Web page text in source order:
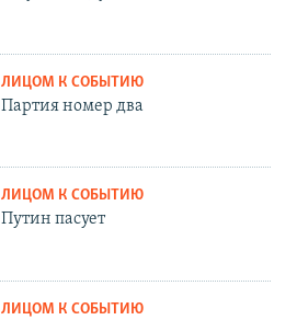
ЛИЦОМ К СОБЫТИЮ
Партия номер два
ЛИЦОМ К СОБЫТИЮ
Путин пасует
ЛИЦОМ К СОБЫТИЮ